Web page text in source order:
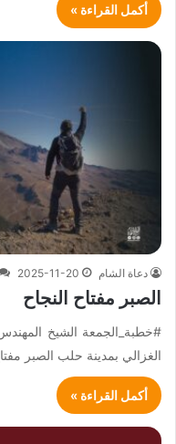
أكمل القراءة »
دعاة الشام 2025-11-20
الصبر مفتاح النجاح
#خطبة_الجمعة الشيخ
الغزالي بمدينة حلب الصبر
أكمل القراءة »